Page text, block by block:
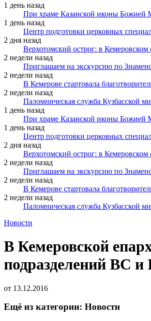
1 день назад
При храме Казанской иконы Божией
1 день назад
Центр подготовки церковных
2 дня назад
Верхотомский острог: в Кемеровском
2 недели назад
Приглашаем на экскурсию по
2 недели назад
В Кемерове стартовала
2 недели назад
Паломническая служба Кузбасской
1 день назад
При храме Казанской иконы Божией
1 день назад
Центр подготовки церковных
2 дня назад
Верхотомский острог: в Кемеровском
2 недели назад
Приглашаем на экскурсию по
2 недели назад
В Кемерове стартовала
2 недели назад
Паломническая служба Кузбасской
Новости
В Кемеровской
подразделений ВС
от 13.12.2016
Ещё из категории: Новости